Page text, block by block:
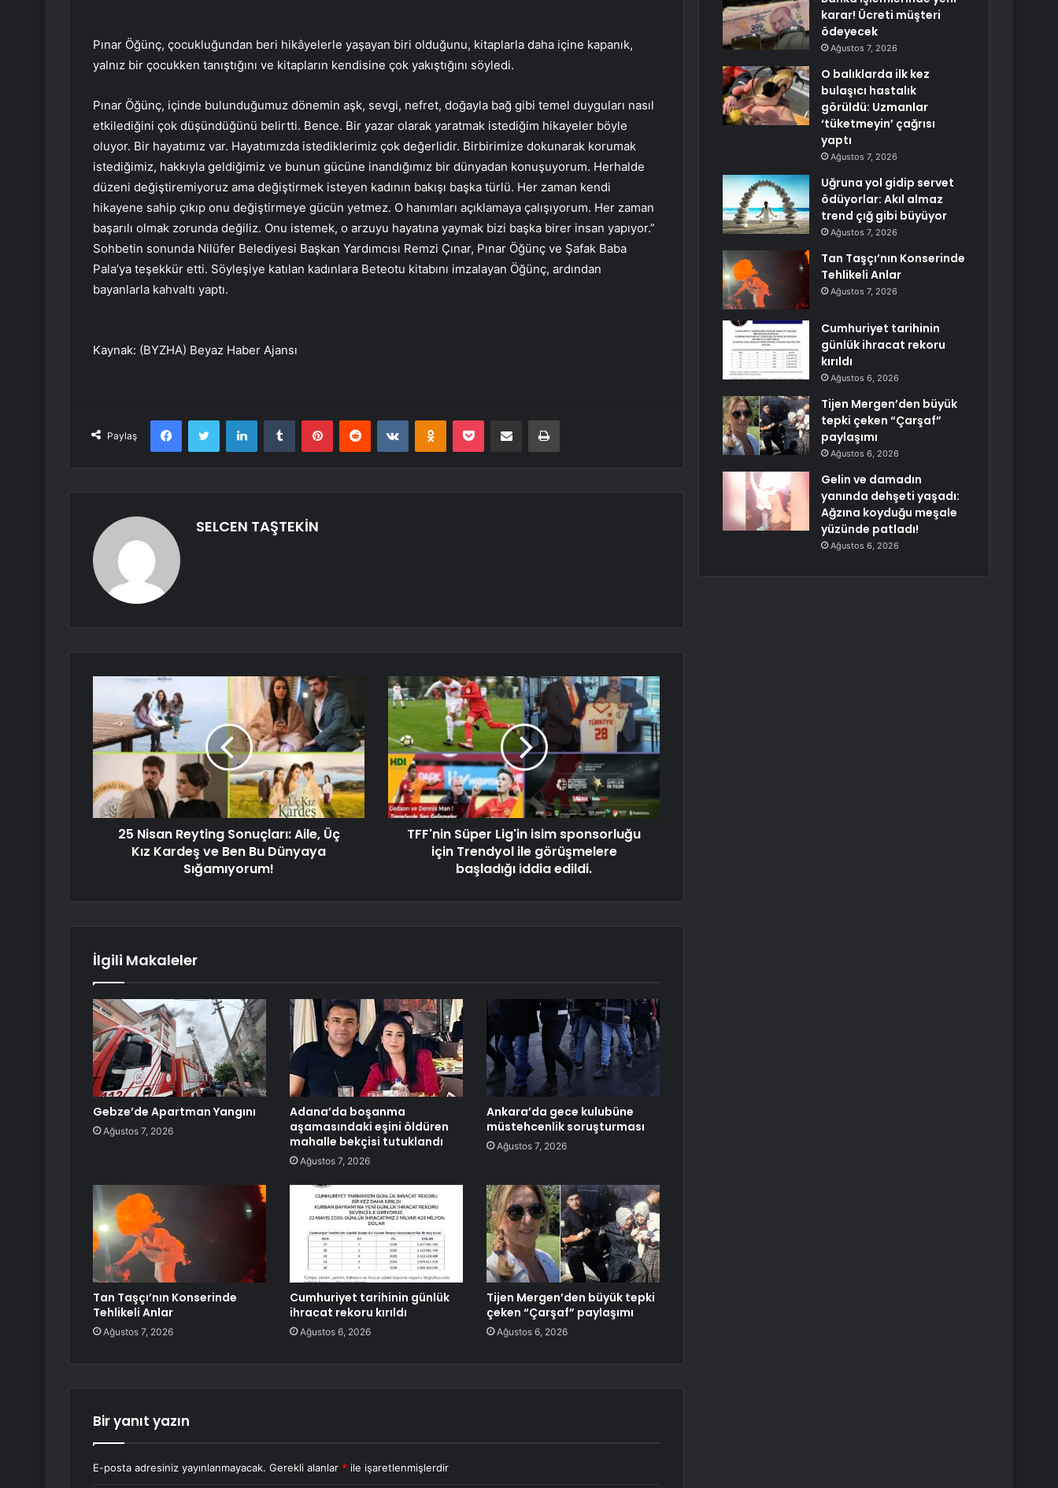
Pınar Öğünç, çocukluğundan beri hikâyelerle yaşayan biri olduğunu, kitaplarla daha içine kapanık,
yalnız bir çocukken tanıştığını ve kitapların kendisine çok yakıştığını söyledi.
Pınar Öğünç, içinde bulunduğumuz dönemin aşk, sevgi, nefret, doğayla bağ gibi temel duyguları nasıl
etkilediğini çok düşündüğünü belirtti. Bence. Bir yazar olarak yaratmak istediğim hikayeler böyle
oluyor. Bir hayatımız var. Hayatımızda istediklerimiz çok değerlidir. Birbirimize dokunarak korumak
istediğimiz, hakkıyla geldiğimiz ve bunun gücüne inandığımız bir dünyadan konuşuyorum. Herhalde
düzeni değiştiremiyoruz ama değiştirmek isteyen kadının bakışı başka türlü. Her zaman kendi
hikayene sahip çıkıp onu değiştirmeye gücün yetmez. O hanımları açıklamaya çalışıyorum. Her zaman
başarılı olmak zorunda değiliz. Onu istemek, o arzuyu hayatına yaymak bizi başka birer insan yapıyor.”
Sohbetin sonunda Nilüfer Belediyesi Başkan Yardımcısı Remzi Çınar, Pınar Öğünç ve Şafak Baba
Pala’ya teşekkür etti. Söyleşiye katılan kadınlara Beteotu kitabını imzalayan Öğünç, ardından
bayanlarla kahvaltı yaptı.
Kaynak: (BYZHA) Beyaz Haber Ajansı
Paylaş
FacebookTwitter LinkedInTumblr PinterestReddit VKontakteOdnoklassniki
Pocket E-Posta ile paylaş Yazdır
SELCEN TAŞTEKİN
25 Nisan Reyting Sonuçları: Aile, Üç
Kız Kardeş ve Ben Bu Dünyaya
Sığamıyorum!
TFF'nin Süper Lig'in isim sponsorluğu
için Trendyol ile görüşmelere
başladığı iddia edildi.
İlgili Makaleler
Gebze’de Apartman Yangını
Ağustos 7, 2026
Adana’da boşanma
aşamasındaki eşini öldüren
mahalle bekçisi tutuklandı
Ağustos 7, 2026
Ankara’da gece kulubüne
müstehcenlik soruşturması
Ağustos 7, 2026
Tan Taşçı’nın Konserinde
Tehlikeli Anlar
Ağustos 7, 2026
Cumhuriyet tarihinin günlük
ihracat rekoru kırıldı
Ağustos 6, 2026
Tijen Mergen’den büyük tepki
çeken “Çarşaf” paylaşımı
Ağustos 6, 2026
Bir yanıt yazın
E-posta adresiniz yayınlanmayacak. Gerekli alanlar * ile işaretlenmişlerdir
karar! Ücreti müşteri
ödeyecek
Ağustos 7, 2026
O balıklarda ilk kez
bulaşıcı hastalık
görüldü: Uzmanlar
‘tüketmeyin’ çağrısı
yaptı
Ağustos 7, 2026
Uğruna yol gidip servet
ödüyorlar: Akıl almaz
trend çığ gibi büyüyor
Ağustos 7, 2026
Tan Taşçı’nın Konserinde
Tehlikeli Anlar
Ağustos 7, 2026
Cumhuriyet tarihinin
günlük ihracat rekoru
kırıldı
Ağustos 6, 2026
Tijen Mergen’den büyük
tepki çeken “Çarşaf”
paylaşımı
Ağustos 6, 2026
Gelin ve damadın
yanında dehşeti yaşadı:
Ağzına koyduğu meşale
yüzünde patladı!
Ağustos 6, 2026